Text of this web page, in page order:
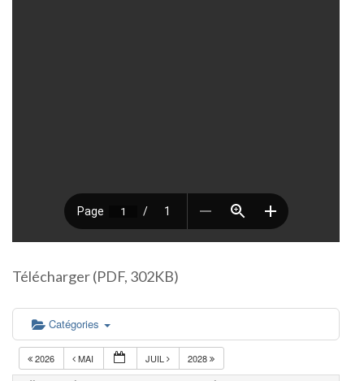
Télécharger (PDF, 302KB)
Catégories
2026 MAI JUIL 2028